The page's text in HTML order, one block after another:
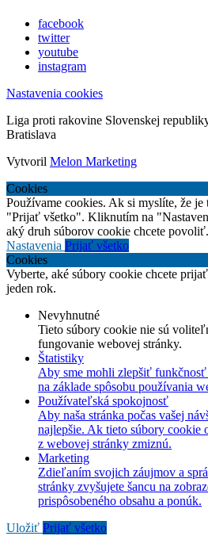
facebook
twitter
youtube
instagram
Nastavenia cookies
Liga proti rakovine Slovenskej
Bratislava
Vytvoril Melon Marketing
Cookies
Používame cookies. Ak si myslíte, že
"Prijať všetko". Kliknutím na
aký druh súborov cookie chcete povoliť.
Nastavenia Prijať všetko
Cookies
Vyberte, aké súbory cookie chcete
jeden rok.
Nevyhnutné
Tieto súbory cookie nie sú
fungovanie webovej stránky.
Štatistiky
Aby sme mohli zlepšiť
na základe spôsobu používania
Používateľská spokojnosť
Aby naša stránka počas vašej
najlepšie. Ak tieto súbory cookie
z webovej stránky zmiznú.
Marketing
Zdieľaním svojich záujmov a
stránky zvyšujete šancu na
prispôsobeného obsahu a ponúk.
Uložiť Prijať všetko